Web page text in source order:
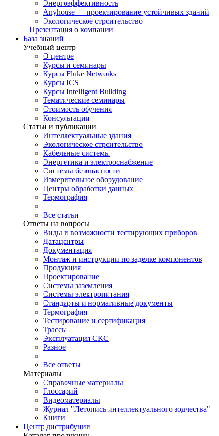
Энергоэффективность
Anyhouse — проектирование устойчивых зданий
Экологическое строительство
Презентация о компании
База знаний
Учебный центр
О центре
Курсы и семинары
Курсы Fluke Networks
Курсы ICS
Курсы Intelligent Building
Тематические семинары
Стоимость обучения
Консультации
Статьи и публикации
Интеллектуальные здания
Экологическое строительство
Кабельные системы
Энергетика и электроснабжение
Системы безопасности
Измерительное оборудование
Центры обработки данных
Термография
Все статьи
Ответы на вопросы
Виды и возможности тестирующих приборов
Датацентры
Документация
Монтаж и инструкции по заделке компонентов
Продукция
Проектирование
Системы заземления
Системы электропитания
Стандарты и нормативные документы
Термография
Тестирование и сертификация
Трассы
Эксплуатация СКС
Разное
Все ответы
Материалы
Справочные материалы
Глоссарий
Видеоматериалы
Журнал "Летопись интеллектуального зодчества"
Книги
Центр дистрибуции